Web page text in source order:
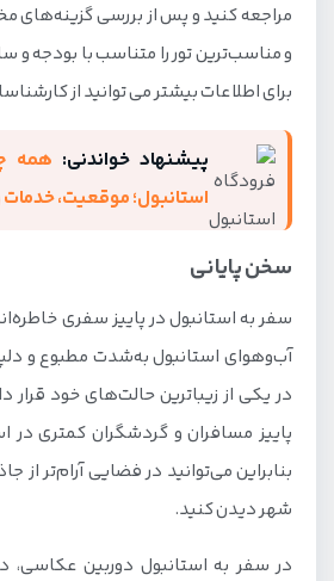
مراجعه کنید و پس از بررسی گزینه‌های
و مناسب‌ترین تور را متناسب با بودجه و
برای اطلاعات بیشتر می توانید از
پیشنهاد خواندنی: همه
استانبول؛ موقعیت،
سخن پایانی
سفر به استانبول در پاییز سفری
آب‌وهوای استانبول به‌شدت مطبوع و
در یکی از زیباترین حالت‌های خود قرار
پاییز مسافران و گردشگران کمتری در
بنابراین می‌توانید در فضایی آرام‌تر
شهر دیدن کنید.
در سفر به استانبول دوربین عکاسی،